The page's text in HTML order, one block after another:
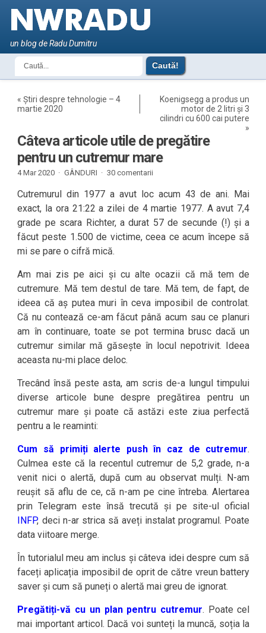
un blog de Radu Dumitru
«Știri despre tehnologie – 4
martie 2020
Koenigsegg a produs un
motor de 2 litri și 3
cilindri cu 600 cai putere
»
Câteva articole utile de pregătire
pentru un cutremur mare
4 Mar 2020 · GÂNDURI · 30 comentarii
Cutremurul din 1977 a avut loc acum 43 de ani. Mai
exact, la ora 21:22 a zilei de 4 martie 1977. A avut 7,4
grade pe scara Richter, a durat 57 de secunde (!) și a
făcut peste 1.500 de victime, ceea ce acum începe să
mi se pare o cifră mică.
Am mai zis pe aici și cu alte ocazii că mă tem de
cutremure. Mă tem destul de tare. Mă tem, de fapt, de
ideea că aș putea muri în ceva imposibil de controlat.
Că nu contează ce-am făcut până acum sau ce planuri
am în continuare, toate se pot termina brusc dacă un
cutremur similar mă găsește în locul nepotrivit. Ideea
aceasta nu-mi place deloc.
Trecând însă peste asta, am scris de-a lungul timpului
diverse articole bune despre pregătirea pentru un
cutremur mare și poate că astăzi este ziua perfectă
pentru a le reaminti:
Cum să primiți alerte push în caz de cutremur.
Culmea este că la recentul cutremur de 5,2 grade, n-a
venit nici o alertă, după cum au observat mulți. N-am
reușit să aflu de ce, că n-am pe cine întreba. Alertarea
prin Telegram este însă trecută și pe site-ul oficial
INFP, deci n-ar strica să aveți instalat programul. Poate
data viitoare merge.
În tutorialul meu am inclus și câteva idei despre cum să
faceți aplicația imposibil de oprit de către vreun battery
saver și cum să puneți o alertă mai greu de ignorat.
Pregătiți-vă cu un plan pentru cutremur. Poate cel
mai important articol. Dacă voi sunteți la muncă, soția la